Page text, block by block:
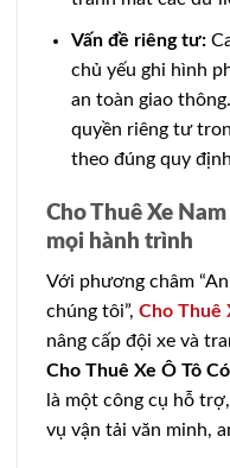
Vấn đề riêng tư:
chủ yếu ghi hình
an toàn giao
quyền riêng tư
theo đúng quy
Cho Thuê Xe
mọi hành trình
Với phương châm
chúng tôi”, Cho Thuê
nâng cấp đội xe và
Cho Thuê Xe Ô Tô
là một công cụ hỗ
vụ vận tải văn minh,